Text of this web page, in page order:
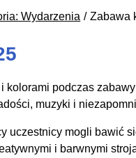
Wydarzenia Zabawa
kolorami podczas
muzyki i
uczestnicy mogli bawić
i barwnymi